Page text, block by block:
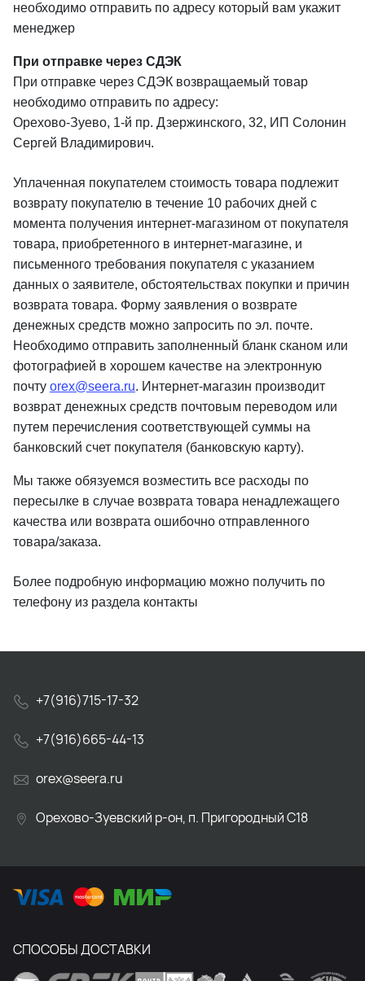
необходимо отправить по адресу который вам укажит
менеджер
При отправке через СДЭК
При отправке через СДЭК возвращаемый товар
необходимо отправить по адресу:
Орехово-Зуево, 1-й пр. Дзержинского, 32, ИП Солонин
Сергей Владимирович.
Уплаченная покупателем стоимость товара подлежит
возврату покупателю в течение 10 рабочих дней с
момента получения интернет-магазином от покупателя
товара, приобретенного в интернет-магазине, и
письменного требования покупателя с указанием
данных о заявителе, обстоятельствах покупки и причин
возврата товара. Форму заявления о возврате
денежных средств можно запросить по эл. почте.
Необходимо отправить заполненный бланк сканом или
фотографией в хорошем качестве на электронную
почту orex@seera.ru. Интернет-магазин производит
возврат денежных средств почтовым переводом или
путем перечисления соответствующей суммы на
банковский счет покупателя (банковскую карту).
Мы также обязуемся возместить все расходы по
пересылке в случае возврата товара ненадлежащего
качества или возврата ошибочно отправленного
товара/заказа.
Более подробную информацию можно получить по
телефону из раздела контакты
+7(916)715-17-32
+7(916)665-44-13
orex@seera.ru
Орехово-Зуевский р-он, п. Пригородный С18
СПОСОБЫ ДОСТАВКИ